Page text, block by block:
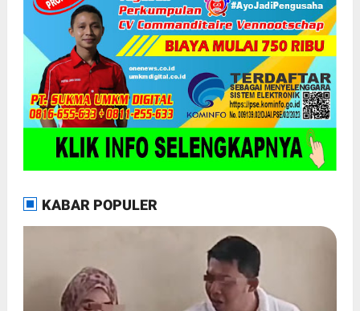
KABAR POPULER